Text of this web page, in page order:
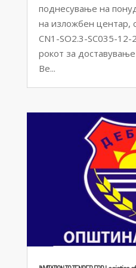
поднесување на
на изложбен центар,
CN1-SO2.3-SC035-
рокот за
Ве...